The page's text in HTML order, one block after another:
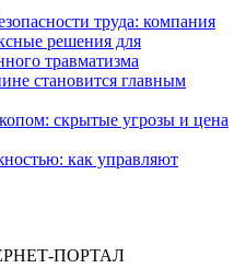
труда: компания
решения для
травматизма
становится главным
скрытые угрозы и цена
как управляют
ПОРТАЛ